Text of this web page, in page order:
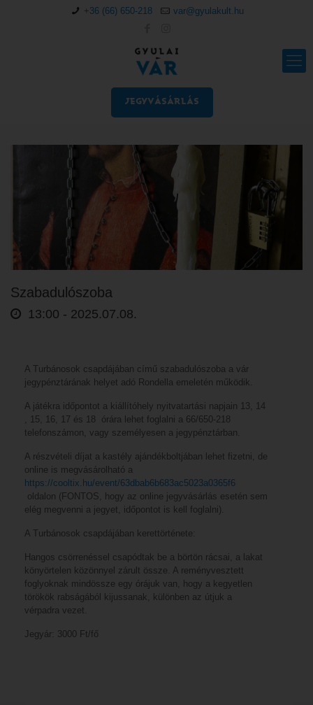
+36 (66) 650-218 var@gyulakult.hu
JEGYVÁSÁRLÁS
Szabadulószoba
13:00 - 2025.07.08.
A Turbánosok csapdájában című szabadulószoba a vár
jegypénztárának helyet adó Rondella emeletén működik.
A játékra időpontot a kiállítóhely nyitvatartási napjain 13, 14
, 15, 16, 17 és 18 órára lehet foglalni a 66/650-218
telefonszámon, vagy személyesen a jegypénztárban.
A részvételi díjat a kastély ajándékboltjában lehet fizetni, de
online is megvásárolható a
https://cooltix.hu/event/63dbab6b683ac5023a0365f6
oldalon (FONTOS, hogy az online jegyvásárlás esetén sem
elég megvenni a jegyet, időpontot is kell foglalni).
A Turbánosok csapdájában kerettörténete:
Hangos csörrenéssel csapódtak be a börtön rácsai, a lakat
könyörtelen közönnyel zárult össze. A reményvesztett
foglyoknak mindössze egy órájuk van, hogy a kegyetlen
törökök rabságából kijussanak, különben az útjuk a
vérpadra vezet.
Jegyár: 3000 Ft/fő